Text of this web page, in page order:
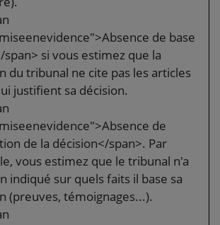
de base
span> si vous estimez que la
du tribunal ne cite pas les articles
justifient sa décision.
de
de la décision</span>. Par
vous estimez que le tribunal n'a
indiqué sur quels faits il base sa
(preuves, témoignages...).